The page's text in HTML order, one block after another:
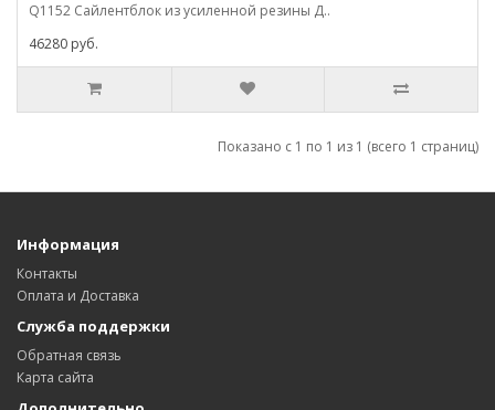
Q1152 Сайлентблок из усиленной резины Д..
46280 руб.
Показано с 1 по 1 из 1 (всего 1 страниц)
Информация
Контакты
Оплата и Доставка
Служба поддержки
Обратная связь
Карта сайта